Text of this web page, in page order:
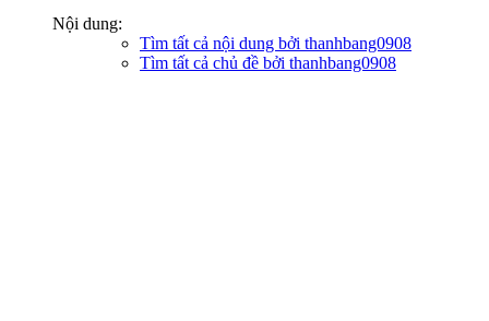
Nội dung:
Tìm tất cả nội dung bởi thanhbang0908
Tìm tất cả chủ đề bởi thanhbang0908